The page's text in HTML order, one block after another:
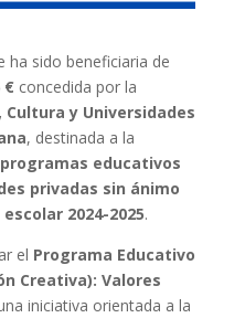
ha sido beneficiaria de
€concedida por la
Cultura y Universidades
, destinada a la
educativos
privadas sin ánimo
2024-2025.
el Programa Educativo
Creativa): Valores
iniciativa orientada a la